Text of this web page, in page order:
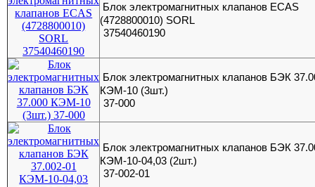
Блок электромагнитных клапанов ECAS
(4728800010) SORL
37540460190
Блок электромагнитных клапанов БЭК
КЭМ-10 (3шт.)
37-000
Блок электромагнитных клапанов БЭК
КЭМ-10-04,03 (2шт.)
37-002-01